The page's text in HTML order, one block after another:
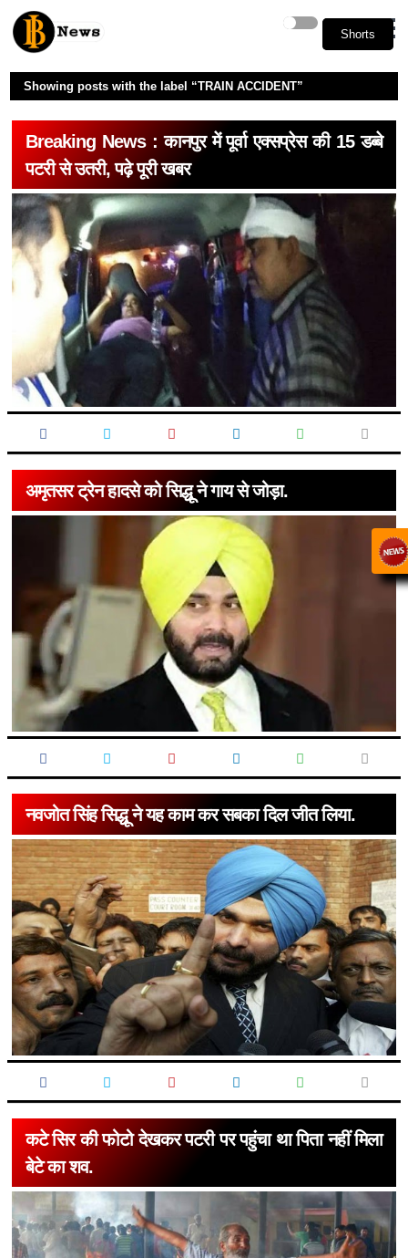
Shorts
Shorts
Showing posts with the label TRAIN ACCIDENT
Breaking News : कानपुर में पूर्वा एक्सप्रेस की 15 डब्बे
पटरी से उतरी, पढ़े पूरी खबर
अमृतसर ट्रेन हादसे को सिद्धू ने गाय से जोड़ा.
नवजोत सिंह सिद्धू ने यह काम कर सबका दिल जीत लिया.
कटे सिर की फोटो देखकर पटरी पर पहुंचा था पिता नहीं मिला
बेटे का शव.